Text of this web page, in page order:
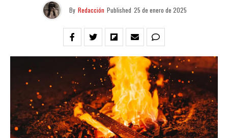
By Redacción Published 25 de enero de 2025